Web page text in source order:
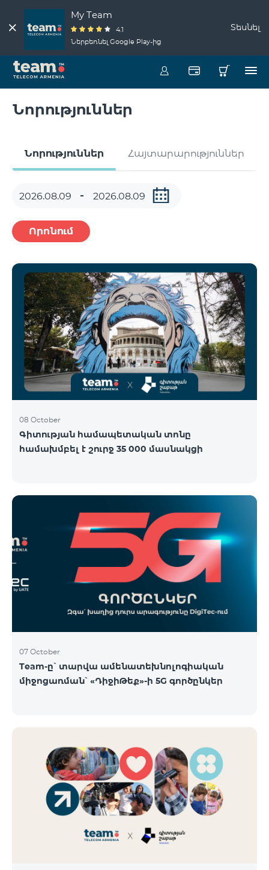
My Team
4.1
Ներբեռնել Google Play-ից
Տեսնել
Նորություններ
Նորություններ Հայտարարություններ
Որոնում
08 October
Գիտության համապետական տոնը
համախմբել է շուրջ 35 000 մասնակցի
07 October
Team-ը՝ տարվա ամենատեխնոլոգիական
միջոցառման՝ «ԴիջիԹեք»-ի 5G գործընկեր